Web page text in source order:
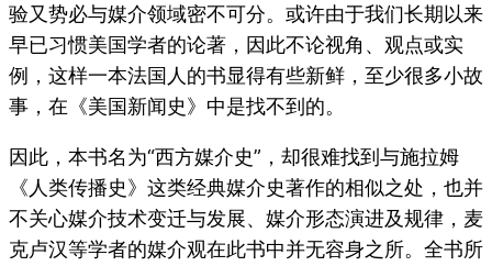
验又势必与媒介领域密不可分。或许由于我们长期以来
早已习惯美国学者的论著，因此不论视角、观点或实
例，这样一本法国人的书显得有些新鲜，至少很多小故
事，在《美国新闻史》中是找不到的。
因此，本书名为“西方媒介史”，却很难找到与施拉姆
《人类传播史》这类经典媒介史著作的相似之处，也并
不关心媒介技术变迁与发展、媒介形态演进及规律，麦
克卢汉等学者的媒介观在此书中并无容身之所。全书所